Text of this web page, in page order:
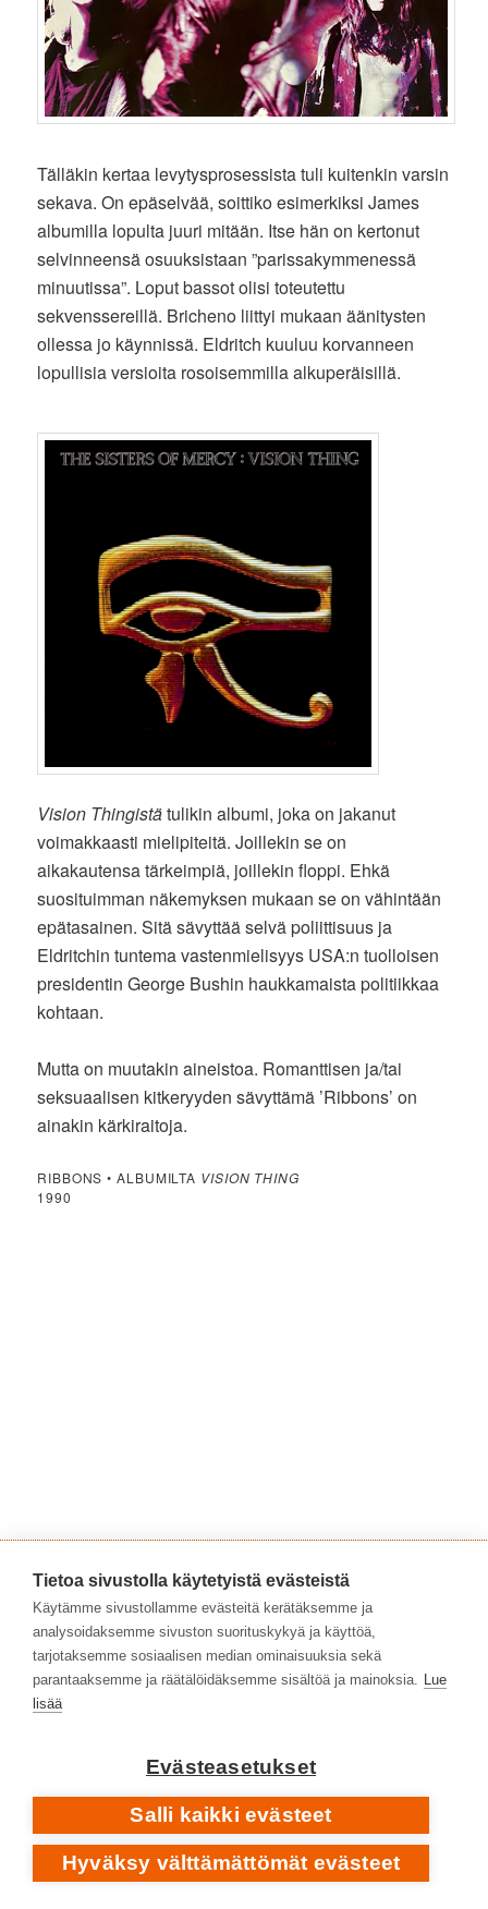
Tälläkin kertaa levytysprosessista tuli kuitenkin varsin
sekava. On epäselvää, soittiko esimerkiksi James
albumilla lopulta juuri mitään. Itse hän on kertonut
selvinneensä osuuksistaan ”parissakymmenessä
minuutissa”. Loput bassot olisi toteutettu
sekvenssereillä. Bricheno liittyi mukaan äänitysten
ollessa jo käynnissä. Eldritch kuuluu korvanneen
lopullisia versioita rosoisemmilla alkuperäisillä.
Vision Thingistätulikin albumi, joka on jakanut
voimakkaasti mielipiteitä. Joillekin se on
aikakautensa tärkeimpiä, joillekin floppi. Ehkä
suosituimman näkemyksen mukaan se on vähintään
epätasainen. Sitä sävyttää selvä poliittisuus ja
Eldritchin tuntema vastenmielisyys USA:n tuolloisen
presidentin George Bushin haukkamaista politiikkaa
kohtaan.
Mutta on muutakin aineistoa. Romanttisen ja/tai
seksuaalisen kitkeryyden sävyttämä ’Ribbons’ on
ainakin kärkiraitoja.
RIBBONS • ALBUMILTA VISION THING
1990
MyösVision Thingille
Eldritch haki sävellys- ja
tuotantoapua Jim Steinmanilta, nyt vain yhdelle
biisille. ’More’-eepoksesta tulikin sitten albumin
suosituin ja muistetuin raita. Kuorot ja
Steinmania. ”How can less be more? It’s impossible.
More is more!” Näinhän totesi jo sellainenkin
auktoriteetti kuin Yngwie Malmsteen.
MORE • ALBUMILTAVISION THING
Tietoa sivustolla käytetyistä evästeistä
Käytämme sivustollamme evästeitä kerätäksemme ja
analysoidaksemme sivuston suorituskykyä ja käyttöä,
tarjotaksemme sosiaalisen median ominaisuuksia sekä
parantaaksemme ja räätälöidäksemme sisältöä ja mainoksia. Lue
lisää
Evästeasetukset
Salli kaikki evästeet
Hyväksy välttämättömät evästeet